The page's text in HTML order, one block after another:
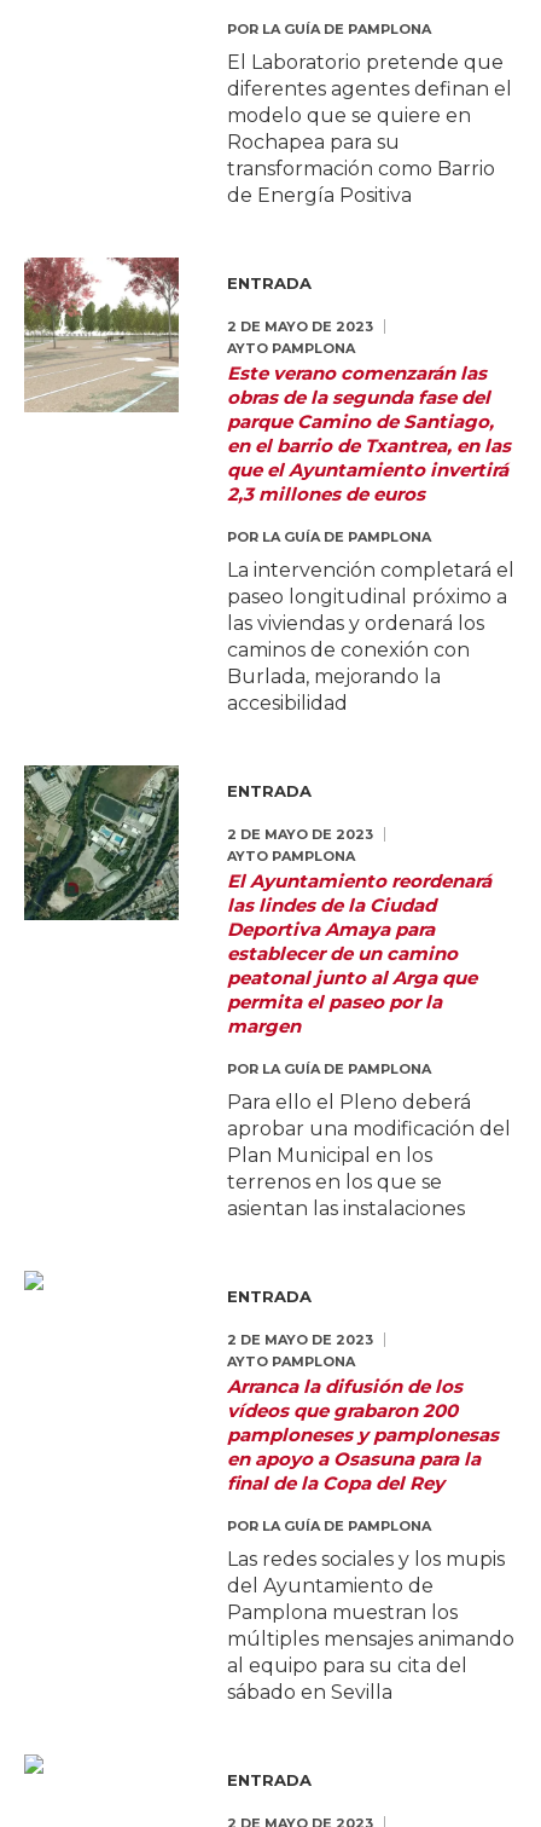
POR LA GUÍA DE PAMPLONA
El Laboratorio pretende que
diferentes agentes definan el
modelo que se quiere en
Rochapea para su
transformación como Barrio
de Energía Positiva
ENTRADA
2 DE MAYO DE 2023
AYTO PAMPLONA
Este verano comenzarán las
obras de la segunda fase del
parque Camino de Santiago,
en el barrio de Txantrea, en las
que el Ayuntamiento invertirá
2,3 millones de euros
POR LA GUÍA DE PAMPLONA
La intervención completará el
paseo longitudinal próximo a
las viviendas y ordenará los
caminos de conexión con
Burlada, mejorando la
accesibilidad
ENTRADA
2 DE MAYO DE 2023
AYTO PAMPLONA
El Ayuntamiento reordenará
las lindes de la Ciudad
Deportiva Amaya para
establecer de un camino
peatonal junto al Arga que
permita el paseo por la
margen
POR LA GUÍA DE PAMPLONA
Para ello el Pleno deberá
aprobar una modificación del
Plan Municipal en los
terrenos en los que se
asientan las instalaciones
ENTRADA
2 DE MAYO DE 2023
AYTO PAMPLONA
Arranca la difusión de los
vídeos que grabaron 200
pamploneses y pamplonesas
en apoyo a Osasuna para la
final de la Copa del Rey
POR LA GUÍA DE PAMPLONA
Las redes sociales y los mupis
del Ayuntamiento de
Pamplona muestran los
múltiples mensajes animando
al equipo para su cita del
sábado en Sevilla
ENTRADA
2 DE MAYO DE 2023